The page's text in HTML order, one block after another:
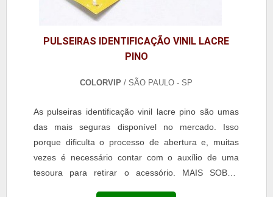
PULSEIRAS IDENTIFICAÇÃO VINIL LACRE
PINO
COLORVIP/ SÃO PAULO - SP
As pulseiras identificação vinil lacre pino são umas
das mais seguras disponível no mercado. Isso
porque dificulta o processo de abertura e, muitas
vezes é necessário contar com o auxílio de uma
tesoura para retirar o acessório. MAIS SOBRE